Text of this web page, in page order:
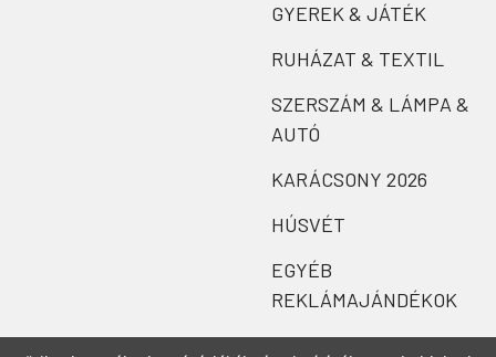
GYEREK & JÁTÉK
RUHÁZAT & TEXTIL
SZERSZÁM & LÁMPA &
AUTÓ
KARÁCSONY 2026
HÚSVÉT
EGYÉB
REKLÁMAJÁNDÉKOK